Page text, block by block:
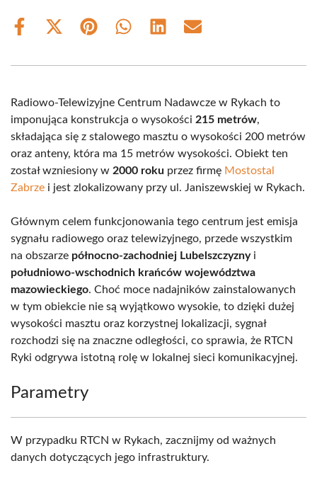
Share
Share
(Twitter)
Share Share Share Share
Radiowo-Telewizyjne Centrum Nadawcze w Rykach to
imponująca konstrukcja o wysokości 215 metrów,
składająca się z stalowego masztu o wysokości 200 metrów
oraz anteny, która ma 15 metrów wysokości. Obiekt ten
został wzniesiony w 2000 roku przez firmę Mostostal
Zabrze i jest zlokalizowany przy ul. Janiszewskiej w Rykach.
Głównym celem funkcjonowania tego centrum jest emisja
sygnału radiowego oraz telewizyjnego, przede wszystkim
na obszarze północno-zachodniej Lubelszczyznyi
południowo-wschodnich krańców województwa
mazowieckiego. Choć moce nadajników zainstalowanych
w tym obiekcie nie są wyjątkowo wysokie, to dzięki dużej
wysokości masztu oraz korzystnej lokalizacji, sygnał
rozchodzi się na znaczne odległości, co sprawia, że RTCN
Ryki odgrywa istotną rolę w lokalnej sieci komunikacyjnej.
Parametry
W przypadku RTCN w Rykach, zacznijmy od ważnych
danych dotyczących jego infrastruktury.